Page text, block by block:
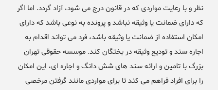
نظر و با رعایت مواردی که در قانون درج می شود، آزاد گردد. اما اگر
که دارای ضمانت یا وثیقه نباشد و پرونده به نوعی باشد که دارای
امکان استفاده از ضمانت یا وثیقه باشد، فرد می تواند اقدام به
اجاره سند و تودیع وثیقه در بختگان کند. موسسه حقوقی تهران
بزرگ با تامین و ارائه سند های شش دانگ و اجاره ای، این امکان
را برای افراد فراهم می کند تا برای مواردی مانند گرفتن مرخصی